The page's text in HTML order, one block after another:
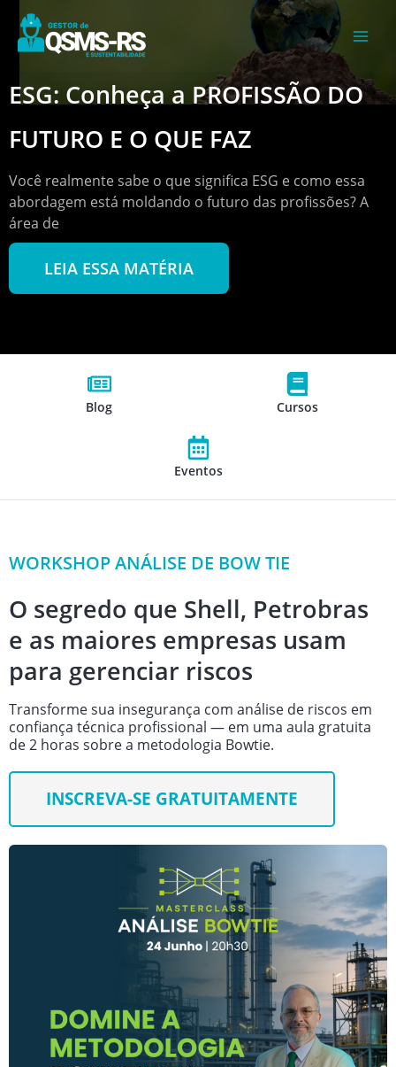
para
ESG: Conheça a PROFISSÃO DO
FUTURO E O QUE FAZ
Você realmente sabe o que significa ESG e como essa
abordagem está moldando o futuro das profissões? A
área de
LEIA ESSA MATÉRIA
Blog Cursos
Eventos
WORKSHOP ANÁLISE DE BOW TIE
O segredo que Shell, Petrobras
e as maiores empresas usam
para gerenciar riscos
Transforme sua insegurança com análise de riscos em
confiança técnica profissional — em uma aula gratuita
de 2 horas sobre a metodologia Bowtie.
INSCREVA-SE GRATUITAMENTE